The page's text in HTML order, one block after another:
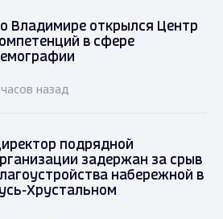
Владимире открылся Центр
в сфере
назад
подрядной
задержан за срыв
набережной в
Хрустальном